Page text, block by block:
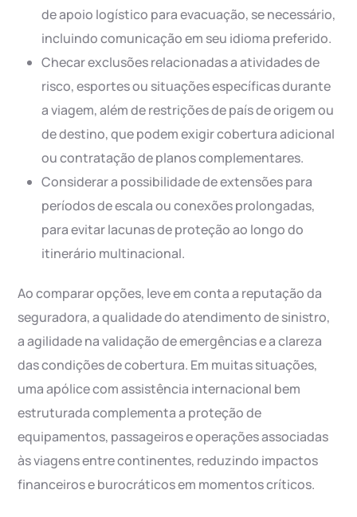
de apoio logístico para evacuação, se necessário,
incluindo comunicação em seu idioma preferido.
Checar exclusões relacionadas a atividades de
risco, esportes ou situações específicas durante
a viagem, além de restrições de país de origem ou
de destino, que podem exigir cobertura adicional
ou contratação de planos complementares.
Considerar a possibilidade de extensões para
períodos de escala ou conexões prolongadas,
para evitar lacunas de proteção ao longo do
itinerário multinacional.
Ao comparar opções, leve em conta a reputação da
seguradora, a qualidade do atendimento de sinistro,
a agilidade na validação de emergências e a clareza
das condições de cobertura. Em muitas situações,
uma apólice com assistência internacional bem
estruturada complementa a proteção de
equipamentos, passageiros e operações associadas
às viagens entre continentes, reduzindo impactos
financeiros e burocráticos em momentos críticos.